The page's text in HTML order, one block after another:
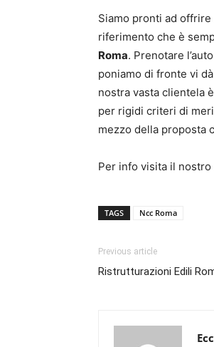
Siamo pronti ad
riferimento che è
Roma. Prenotare
poniamo di fronte vi
nostra vasta clientela
per rigidi criteri di
mezzo della proposta
Per info visita il nostro
TAGS Ncc Roma
Previous article
Ristrutturazioni Edili